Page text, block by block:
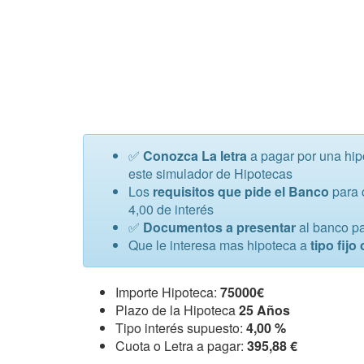
✅ Conozca La letraa pagar por una
este simulador de Hipotecas
Los requisitos que pide el Banco para
4,00 de interés
✅ Documentos a presentaral banco
Que le interesa mas hipoteca atipo fijo
Importe Hipoteca: 75000€
Plazo de la Hipoteca25 Años
Tipo interés supuesto: 4,00 %
Cuota o Letra a pagar: 395,88 €